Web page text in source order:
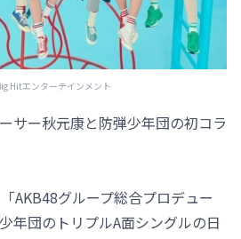
Hitエンターテインメント
サー秋元康と防弾少年団の初コラ
AKB48グループ総合プロデュー
年団のトリプルA面シングルの日